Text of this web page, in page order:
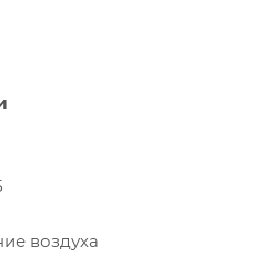
воздуха